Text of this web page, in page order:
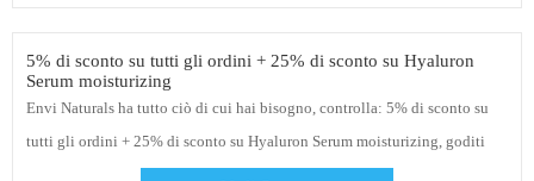
5% di sconto su tutti gli ordini + 25% di sconto su Hyaluron
Serum moisturizing
Envi Naturals ha tutto ciò di cui hai bisogno, controlla: 5% di sconto su
tutti gli ordini + 25% di sconto su Hyaluron Serum moisturizing, goditi